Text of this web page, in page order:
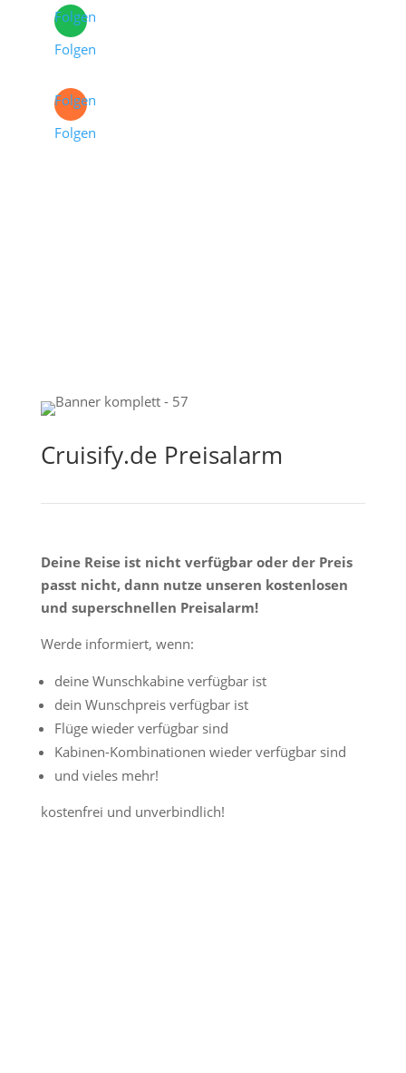
Folgen
Folgen
Folgen
Folgen
Cruisify.de Preisalarm
Deine Reise ist nicht verfügbar oder der Preis
passt nicht, dann nutze unseren kostenlosen
und superschnellen Preisalarm!
Werde informiert, wenn:
deine Wunschkabine verfügbar ist
dein Wunschpreis verfügbar ist
Flüge wieder verfügbar sind
Kabinen-Kombinationen wieder verfügbar sind
und vieles mehr!
kostenfrei und unverbindlich!